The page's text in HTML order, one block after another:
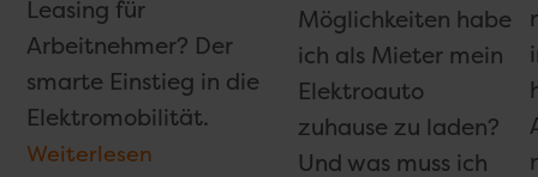
Leasing für
Arbeitnehmer? Der
smarte Einstieg in die
Elektromobilität.
Weiterlesen
Möglichkeiten habe
ich als Mieter mein
Elektroauto
zuhause zu laden?
Und was muss ich